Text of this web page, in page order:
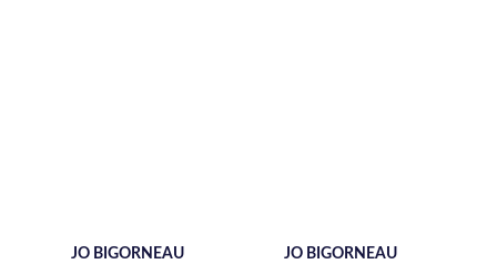
JO BIGORNEAU JO BIGORNEAU